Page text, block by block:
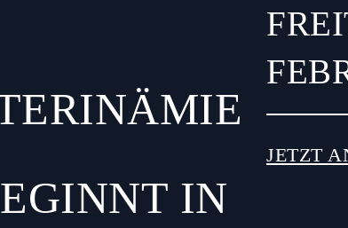
IN
JETZT